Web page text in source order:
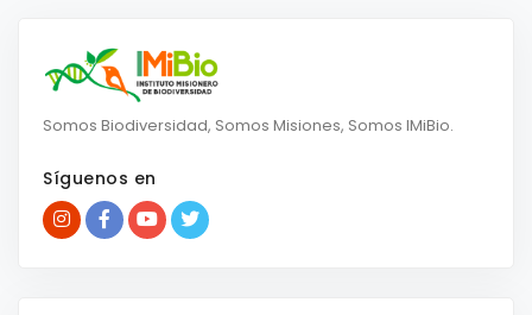
Somos Biodiversidad, Somos Misiones, Somos IMiBio.
Síguenos en